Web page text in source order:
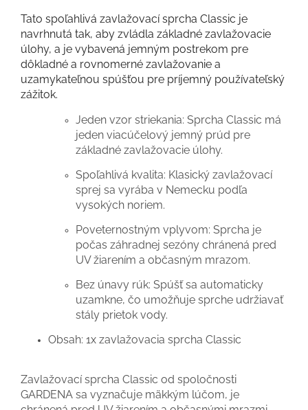
Tato spoľahlivá zavlažovací sprcha Classic je
navrhnutá tak, aby zvládla základné zavlažovacie
úlohy, a je vybavená jemným postrekom pre
dôkladné a rovnomerné zavlažovanie a
uzamykateľnou spúšťou pre príjemný používateľský
zážitok.
Jeden vzor striekania: Sprcha Classic má
jeden viacúčelový jemný prúd pre
základné zavlažovacie úlohy.
Spoľahlivá kvalita: Klasický zavlažovací
sprej sa vyrába v Nemecku podľa
vysokých noriem.
Poveternostným vplyvom: Sprcha je
počas záhradnej sezóny chránená pred
UV žiarením a občasným mrazom.
Bez únavy rúk: Spúšť sa automaticky
uzamkne, čo umožňuje sprche udržiavať
stály prietok vody.
Obsah: 1x zavlažovacia sprcha Classic
Zavlažovací sprcha Classic od spoločnosti
GARDENA sa vyznačuje mäkkým lúčom, je